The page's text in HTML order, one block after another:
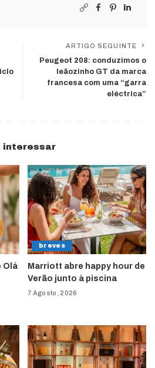
ARTIGO SEGUINTE
Peugeot 208: conduzimos o
leãozinho GT da marca
francesa com uma “garra
eléctrica”
interessar
Olá
breves
Marriott abre happy hour de
Verão junto à piscina
7 Agosto, 2026